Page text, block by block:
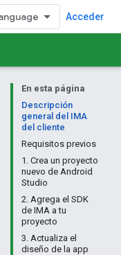
Acceder
En esta página
Descripción
general del IMA
del cliente
Requisitos previos
1. Crea un proyecto
nuevo de Android
Studio
2. Agrega el SDK
de IMA a tu
proyecto
3. Actualiza el
diseño de la app